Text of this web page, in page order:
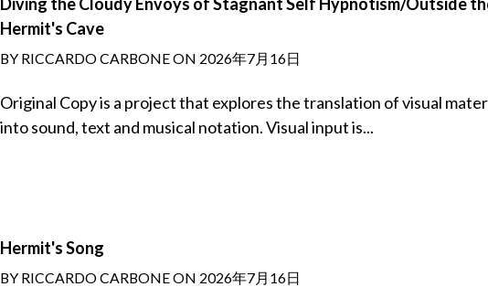
Hermit's Cave
BY RICCARDO CARBONE ON 2026年7月16日
Original Copy is a project that explores the translation of visual
into sound, text and musical notation. Visual input is...
Hermit's Song
BY RICCARDO CARBONE ON 2026年7月16日